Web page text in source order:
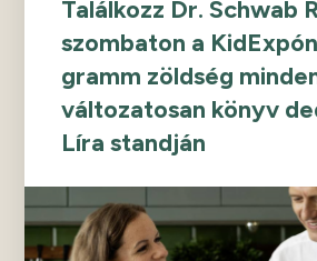
Találkozz Dr. Schwab
szombaton a
gramm zöldség
változatosan könyv
Líra standján